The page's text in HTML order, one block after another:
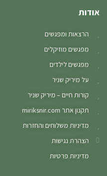
אודות
הרצאות ומפגשים
מפגשים מוזיקלים
מפגשים לילדים
על מיריק שניר
קורות חיים – מיריק שניר
תקנון אתר miriksnir.com
מדיניות משלוחים והחזרות
הצהרת נגישות
מדיניות פרטיות